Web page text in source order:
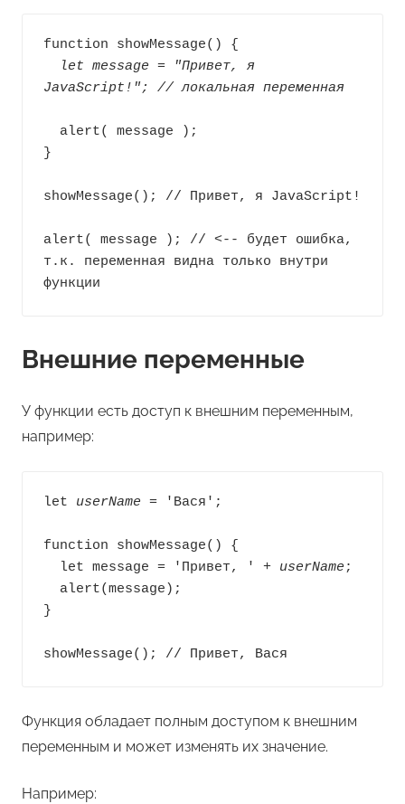
JavaScript!"; // локальная переменная
}
showMessage(); // Привет, я JavaScript!
alert( message ); // <-- будет ошибка,
т.к. переменная видна только внутри
функции
Внешние переменные
У функции есть доступ к внешним переменным,
например:
let userName = 'Вася';
function showMessage() {
  let message = 'Привет, ' +
userName ;
}
showMessage(); // Привет, Вася
Функция обладает полным доступом к внешним
переменным и может изменять их значение.
Например: